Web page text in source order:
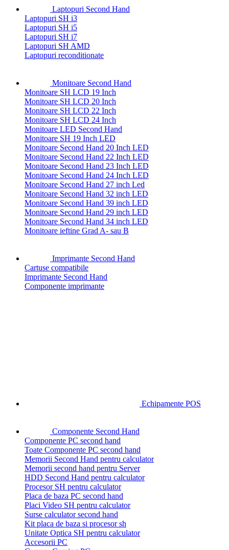
Laptopuri Second Hand
Laptopuri SH i3
Laptopuri SH i5
Laptopuri SH i7
Laptopuri SH AMD
Laptopuri reconditionate
Monitoare Second Hand
Monitoare SH LCD 19 Inch
Monitoare SH LCD 20 Inch
Monitoare SH LCD 22 Inch
Monitoare SH LCD 24 Inch
Monitoare LED Second Hand
Monitoare SH 19 Inch LED
Monitoare Second Hand 20 Inch LED
Monitoare Second Hand 22 Inch LED
Monitoare Second Hand 23 Inch LED
Monitoare Second Hand 24 Inch LED
Monitoare Second Hand 27 inch Led
Monitoare Second Hand 32 inch LED
Monitoare Second Hand 39 inch LED
Monitoare Second Hand 29 inch LED
Monitoare Second Hand 34 inch LED
Monitoare ieftine Grad A- sau B
Imprimante Second Hand
Cartuse compatibile
Imprimante Second Hand
Componente imprimante
Echipamente POS
Componente Second Hand
Componente PC second hand
Toate Componente PC second hand
Memorii Second Hand pentru calculator
Memorii second hand pentru Server
HDD Second Hand pentru calculator
Procesor SH pentru calculator
Placa de baza PC second hand
Placi Video SH pentru calculator
Surse calculator second hand
Kit placa de baza si procesor sh
Unitate Optica SH pentru calculator
Accesorii PC